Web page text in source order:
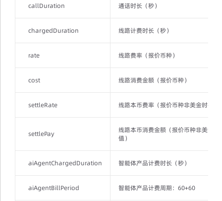
callDuration 通话时长（秒）
chargedDuration 线路计费时长（秒）
rate 线路费率（报价币种）
cost 线路消费金额（报价币种）
settleRate 线路本币费率（报价币种非美金时有值
settlePay
线路本币消费金额（报价币种非美金时
值）
aiAgentChargedDuration 智能体产品计费时长（秒）
aiAgentBillPeriod 智能体产品计费周期：60+60